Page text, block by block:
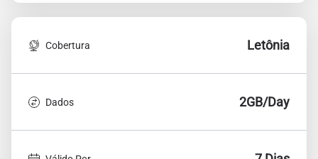
Cobertura Letônia
Dados 2GB/Day